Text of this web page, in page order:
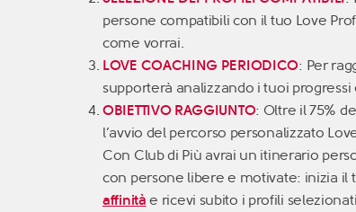
persone compatibili con il tuo Love
come vorrai.
LOVE COACHING PERIODICO: Per
supporterà analizzando i tuoi
OBIETTIVO RAGGIUNTO: Oltre il 75%
l’avvio del percorso personalizzato
Con Club di Più avrai un itinerario
con persone libere e motivate: inizia
affinità e ricevi subito i profili